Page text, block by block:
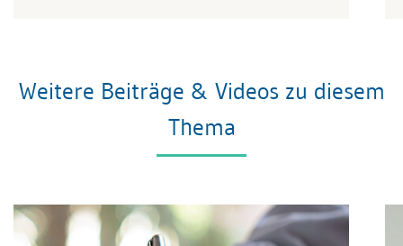
Weitere Beiträge & Videos zu diesem
Thema